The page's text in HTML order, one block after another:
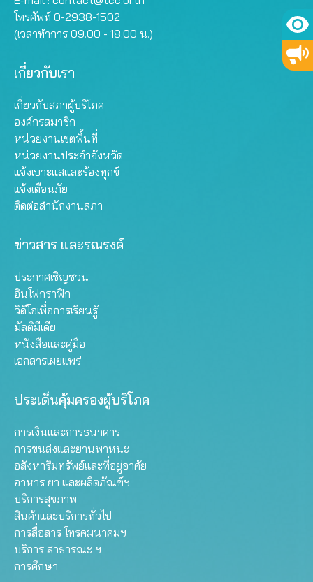
โทรศัพท์ 0-2938-1502
(เวลาทำการ 09.00 - 18.00 น.)
เกี่ยวกับเรา
เกี่ยวกับสภาผู้บริโภค
องค์กรสมาชิก
หน่วยงานเขตพื้นที่
หน่วยงานประจำจังหวัด
แจ้งเบาะแสและร้องทุกข์
แจ้งเตือนภัย
ติดต่อสำนักงานสภา
ข่าวสาร และรณรงค์
ประกาศเชิญชวน
อินโฟกราฟิก
วิดีโอเพื่อการเรียนรู้
มัลติมีเดีย
หนังสือและคู่มือ
เอกสารเผยแพร่
ประเด็นคุ้มครองผู้บริโภค
การเงินและการธนาคาร
การขนส่งและยานพาหนะ
อสังหาริมทรัพย์และที่อยู่อาศัย
อาหาร ยา และผลิตภัณฑ์ฯ
บริการสุขภาพ
สินค้าและบริการทั่วไป
การสื่อสาร โทรคมนาคมฯ
บริการ สาธารณะ ฯ
การศึกษา